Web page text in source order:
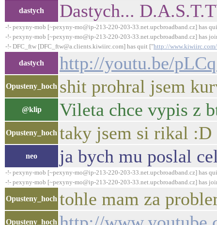
dastych Dastych...
-!- pexyny-mob [~pexyny-mo@ip-213-220-203-33.net.upcbroadband.cz] has
-!- pexyny-mob [~pexyny-mo@ip-213-220-203-33.net.upcbroadband.cz] has
-!- DFC_ftw [DFC_ftw@a.clients.kiwiirc.com] has quit ["http://www.kiwiirc.com/
dastych http://youtu.be/
Opusteny_hoch shit prohral jsem
@klip Vileta chce vypis z
Opusteny_hoch taky jsem si rikal :D
neo ja bych mu poslal
-!- pexyny-mob [~pexyny-mo@ip-213-220-203-33.net.upcbroadband.cz] has
-!- pexyny-mob [~pexyny-mo@ip-213-220-203-33.net.upcbroadband.cz] has
Opusteny_hoch tohle mam za
Opusteny_hoch